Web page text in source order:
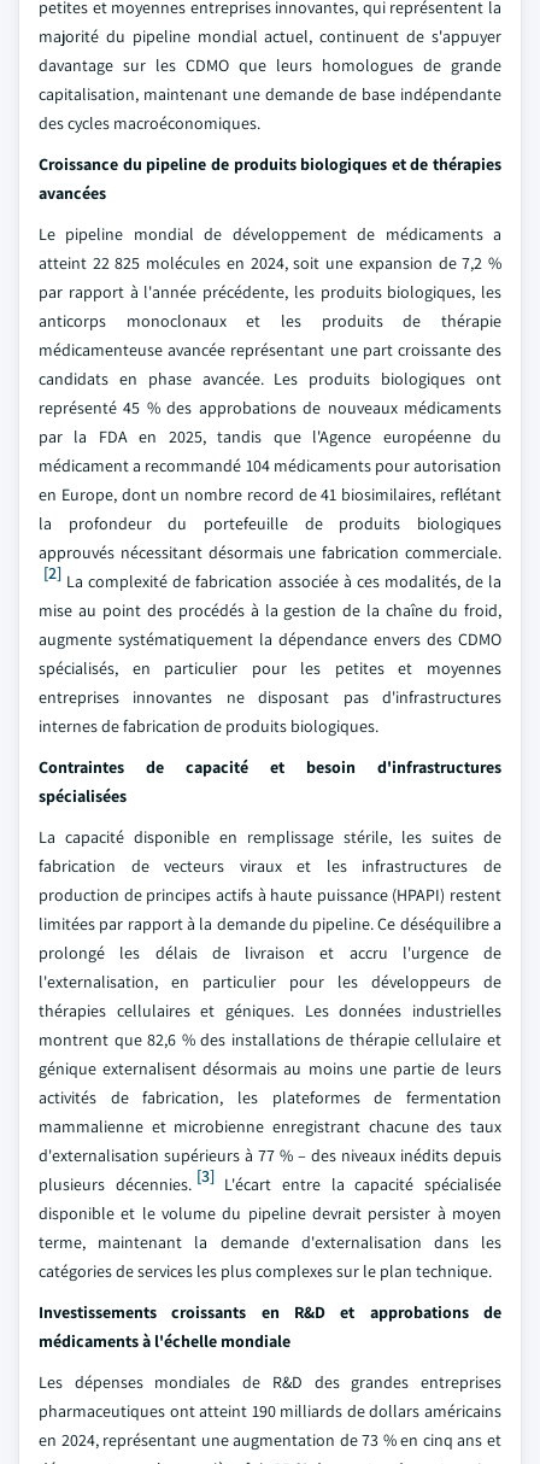
petites et moyennes entreprises innovantes, qui représentent la
majorité du pipeline mondial actuel, continuent de s'appuyer
davantage sur les CDMO que leurs homologues de grande
capitalisation, maintenant une demande de base indépendante
des cycles macroéconomiques.
Croissance du pipeline de produits biologiques et de thérapies
avancées
Le pipeline mondial de développement de médicaments a
atteint 22 825 molécules en 2024, soit une expansion de 7,2 %
par rapport à l'année précédente, les produits biologiques, les
anticorps monoclonaux et les produits de thérapie
médicamenteuse avancée représentant une part croissante des
candidats en phase avancée. Les produits biologiques ont
représenté 45 % des approbations de nouveaux médicaments
par la FDA en 2025, tandis que l'Agence européenne du
médicament a recommandé 104 médicaments pour autorisation
en Europe, dont un nombre record de 41 biosimilaires, reflétant
la profondeur du portefeuille de produits biologiques
approuvés nécessitant désormais une fabrication commerciale.
[2] La complexité de fabrication associée à ces modalités, de la
mise au point des procédés à la gestion de la chaîne du froid,
augmente systématiquement la dépendance envers des CDMO
spécialisés, en particulier pour les petites et moyennes
entreprises innovantes ne disposant pas d'infrastructures
internes de fabrication de produits biologiques.
Contraintes de capacité et besoin d'infrastructures
spécialisées
La capacité disponible en remplissage stérile, les suites de
fabrication de vecteurs viraux et les infrastructures de
production de principes actifs à haute puissance (HPAPI) restent
limitées par rapport à la demande du pipeline. Ce déséquilibre a
prolongé les délais de livraison et accru l'urgence de
l'externalisation, en particulier pour les développeurs de
thérapies cellulaires et géniques. Les données industrielles
montrent que 82,6 % des installations de thérapie cellulaire et
génique externalisent désormais au moins une partie de leurs
activités de fabrication, les plateformes de fermentation
mammalienne et microbienne enregistrant chacune des taux
d'externalisation supérieurs à 77 % – des niveaux inédits depuis
plusieurs décennies. [3]L'écart entre la capacité spécialisée
disponible et le volume du pipeline devrait persister à moyen
terme, maintenant la demande d'externalisation dans les
catégories de services les plus complexes sur le plan technique.
Investissements croissants en R&D et approbations de
médicaments à l'échelle mondiale
Les dépenses mondiales de R&D des grandes entreprises
pharmaceutiques ont atteint 190 milliards de dollars américains
en 2024, représentant une augmentation de 73 % en cinq ans et